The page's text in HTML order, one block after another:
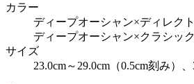
カラー
ディープオーシャン×ディレク
ディープオーシャン×クラシッ
サイズ
23.0cm～29.0cm（0.5cm刻み）